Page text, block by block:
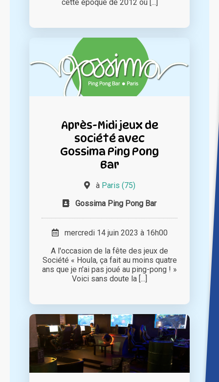
cette époque de 2012 où [...]
Après-Midi jeux de
société avec
Gossima Ping Pong
Bar
à Paris (75)
Gossima Ping Pong Bar
mercredi 14 juin 2023 à 16h00
A l'occasion de la fête des jeux de
Société « Houla, ça fait au moins quatre
ans que je n'ai pas joué au ping-pong ! »
Voici sans doute la [...]